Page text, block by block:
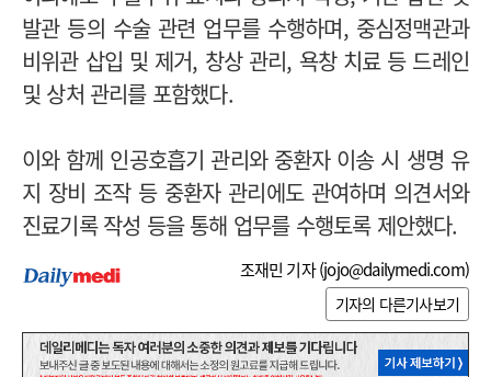
발관 등의 수술 관련 업무를 수행하며, 중심정맥관과
비위관 삽입 및 제거, 창상 관리, 욕창 치료 등 드레인
및 상처 관리를 포함했다.
이와 함께 인공호흡기 관리와 중환자 이송 시 생명 유
지 장비 조작 등 중환자 관리에도 관여하며 의견서와
진료기록 작성 등을 통해 업무를 수행토록 제안했다.
조재민 기자 (jojo@dailymedi.com)
기자의 다른기사보기